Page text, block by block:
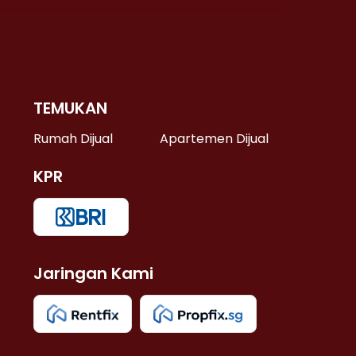
TEMUKAN
Rumah Dijual Apartemen Dijual
KPR
Jaringan Kami